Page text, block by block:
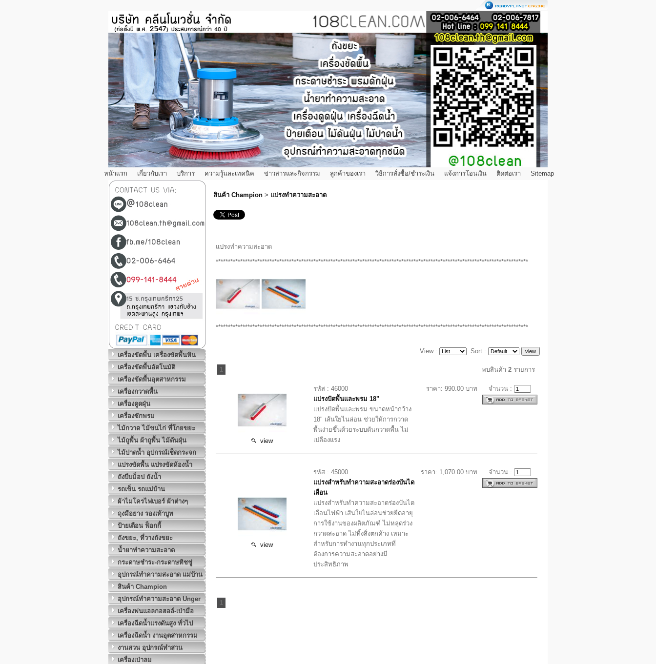
หน้าแรก เกี่ยวกับเรา บริการ ความรู้และเทคนิค ข่าวสารและกิจกรรม ลูกค้าของเรา วิธีการสั่งซื้อ/ชำระเงิน แจ้งการโอนเงิน ติดต่อเรา Sitemap
เครื่องขัดพื้น เครื่องขัดพื้นหิน
เครื่องขัดพื้นอัตโนมัติ
เครื่องขัดพื้นอุตสาหกรรม
เครื่องกวาดพื้น
เครื่องดูดฝุ่น
เครื่องซักพรม
ไม้กวาด ไม้ขนไก่ ที่โกยขยะ
ไม้ถูพื้น ผ้าถูพื้น ไม้ดันฝุ่น
ไม้ปาดน้ำ อุปกรณ์เช็ดกระจก
แปรงขัดพื้น แปรงขัดห้องน้ำ
ถังบีบม็อป ถังน้ำ
รถเข็น รถแม่บ้าน
ผ้าไมโครไฟเบอร์ ผ้าต่างๆ
ถุงมือยาง รองเท้าบูท
ป้ายเตือน ฟ็อกกี้
ถังขยะ, ที่วางถังขยะ
น้ำยาทำความสะอาด
กระดาษชำระ-กระดาษทิชชู่
อุปกรณ์ทำความสะอาด แม่บ้าน
สินค้า Champion
อุปกรณ์ทำความสะอาด Unger
เครื่องพ่นแอลกอฮอล์-เป่ามือ
เครื่องฉีดน้ำแรงดันสูง ทั่วไป
เครื่องฉีดน้ำ งานอุตสาหกรรม
งานสวน อุปกรณ์ทำสวน
เครื่องเป่าลม
สินค้า Champion > แปรงทำความสะอาด
แปรงทำความสะอาด
********************************************************************************************************************************
********************************************************************************************************************************
View : Sort :
1 พบสินค้า2 รายการ
view
รหัส : 46000
แปรงปัดพื้นและพรม 18"
แปรงปัดพื้นและพรม ขนาดหน้ากว้าง
18" เส้นใยไนล่อน ช่วยให้การกวาด
พื้นง่ายขึ้นด้วยระบบดันกวาดพื้น ไม่
เปลืองแรง
ราคา: 990.00 บาท จำนวน :
view
รหัส : 45000
แปรงสำหรับทำความสะอาดร่องบันได
เลื่อน
แปรงสำหรับทำความสะอาดร่องบันได
เลื่อนไฟฟ้า เส้นใยไนล่อนช่วยยืดอายุ
การใช้งานของผลิตภัณฑ์ ไม่หลุดร่วง
กวาดสะอาด ไม่ทิ้งสิ่งตกค้าง เหมาะ
สำหรับการทำงานทุกประเภทที่
ต้องการความสะอาดอย่างมี
ประสิทธิภาพ
ราคา: 1,070.00 บาท จำนวน :
1